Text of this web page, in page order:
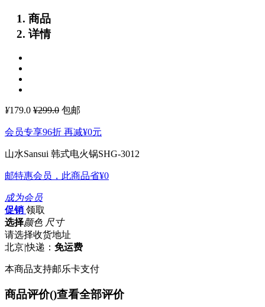
商品
详情
¥179.0 ¥299.0 包邮
会员专享96折 再减¥0元
山水Sansui 韩式电火锅SHG-3012
邮特惠会员，此商品省¥0
成为会员
促销 领取
选择颜色 尺寸
请选择收货地址
北京|快递： 免运费
本商品支持邮乐卡支付
商品评价()查看全部评价